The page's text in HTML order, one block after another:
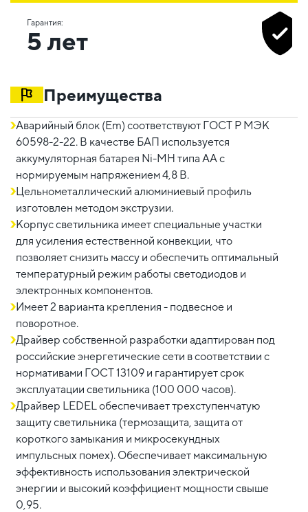
Гарантия:
5 лет
Преимущества
Аварийный блок (Em) соответствуют ГОСТ Р МЭК
60598-2-22. В качестве БАП используется
аккумуляторная батарея Ni-MH типа АА с
нормируемым напряжением 4,8 В.
Цельнометаллический алюминиевый профиль
изготовлен методом экструзии.
Корпус светильника имеет специальные участки
для усиления естественной конвекции, что
позволяет снизить массу и обеспечить оптимальный
температурный режим работы светодиодов и
электронных компонентов.
Имеет 2 варианта крепления - подвесное и
поворотное.
Драйвер собственной разработки адаптирован под
российские энергетические сети в соответствии с
нормативами ГОСТ 13109 и гарантирует срок
эксплуатации светильника (100 000 часов).
Драйвер LEDEL обеспечивает трехступенчатую
защиту светильника (термозащита, защита от
короткого замыкания и микросекундных
импульсных помех). Обеспечивает максимальную
эффективность использования электрической
энергии и высокий коэффициент мощности свыше
0,95.